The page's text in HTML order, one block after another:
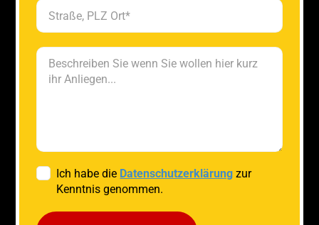
Ich habe die Datenschutzerklärung zur
Kenntnis genommen.